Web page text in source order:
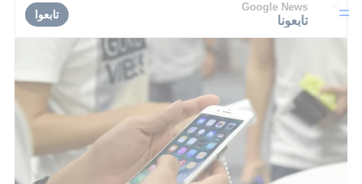
Google News
تابعونا تابعوا